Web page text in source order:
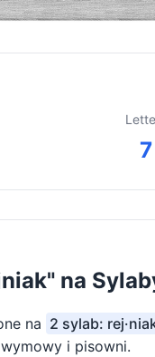
7
na
na 2 sylab:
i pisowni.